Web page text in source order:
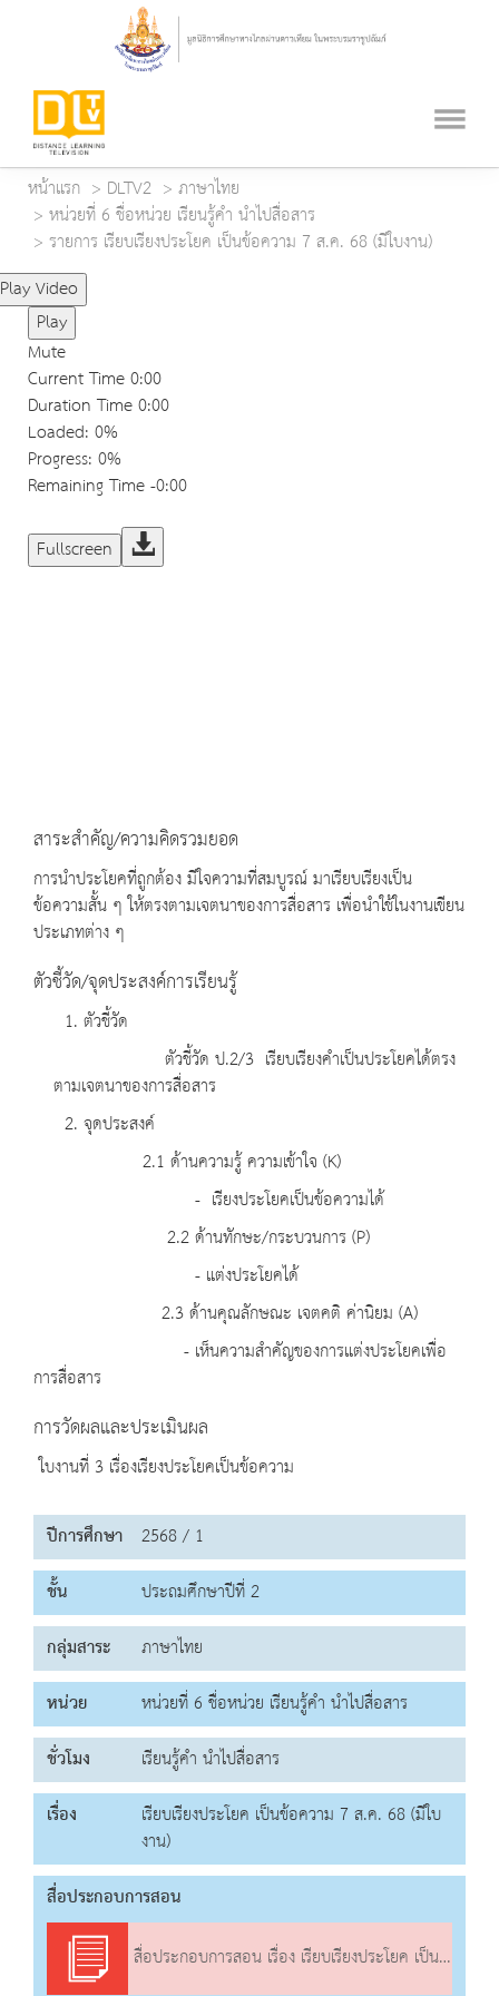
หน้าแรก DLTV2
ภาษาไทย
หน่วยที่ 6 ชื่อหน่วย เรียนรู้คำ นำไปสื่อสาร
รายการ เรียบเรียงประโยค เป็นข้อความ 7 ส.ค. 68 (มีใบงาน)
Play Video
Play
Mute
Current Time0:00
Duration Time0:00
Loaded: 0%
Progress: 0%
Remaining Time-0:00
Fullscreen
สาระสำคัญ/ความคิดรวมยอด
การนำประโยคที่ถูกต้อง มีใจความที่สมบูรณ์ มาเรียบเรียงเป็น
ข้อความสั้น ๆ ให้ตรงตามเจตนาของการสื่อสาร เพื่อนำใช้ในงานเขียน
ประเภทต่าง ๆ
ตัวชี้วัด/จุดประสงค์การเรียนรู้
1. ตัวชี้วัด
ตัวชี้วัด ป.2/3 เรียบเรียงคำเป็นประโยคได้ตรง
ตามเจตนาของการสื่อสาร
2. จุดประสงค์
2.1 ด้านความรู้ ความเข้าใจ (K)
- เรียงประโยคเป็นข้อความได้
2.2 ด้านทักษะ/กระบวนการ (P)
- แต่งประโยคได้
2.3 ด้านคุณลักษณะ เจตคติ ค่านิยม (A)
- เห็นความสำคัญของการแต่งประโยคเพื่อ
การสื่อสาร
การวัดผลและประเมินผล
ใบงานที่ 3 เรื่องเรียงประโยคเป็นข้อความ
ปีการศึกษา 2568 / 1
ชั้น
ประถมศึกษาปีที่ 2
กลุ่มสาระ
ภาษาไทย
หน่วย
หน่วยที่ 6 ชื่อหน่วย เรียนรู้คำ นำไปสื่อสาร
ชั่วโมง
เรียนรู้คำ นำไปสื่อสาร
เรื่อง
เรียบเรียงประโยค เป็นข้อความ 7 ส.ค. 68 (มีใบ
งาน)
สื่อประกอบการสอน
สื่อประกอบการสอน เรื่อง เรียบเรียงประโยค เป็นข้อความ